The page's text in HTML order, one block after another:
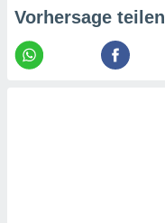
1199
Vorhersage teilen